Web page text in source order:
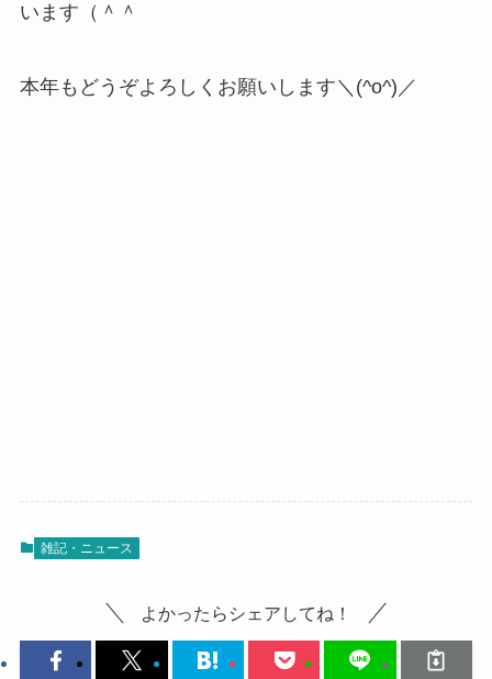
います（＾＾
本年もどうぞよろしくお願いします＼(^o^)／
雑記・ニュース
よかったらシェアしてね！